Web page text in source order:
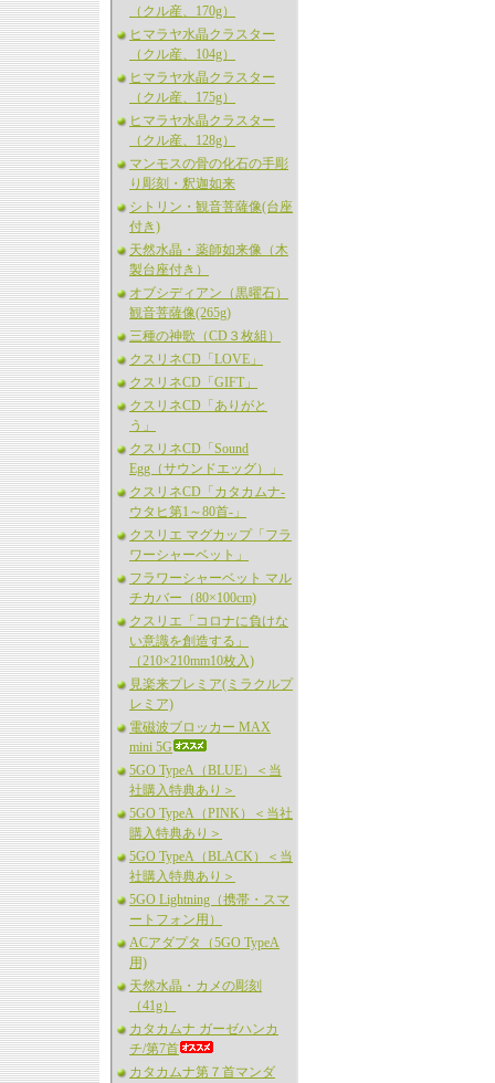
（クル産、170g）
ヒマラヤ水晶クラスター
（クル産、104g）
ヒマラヤ水晶クラスター
（クル産、175g）
ヒマラヤ水晶クラスター
（クル産、128g）
マンモスの骨の化石の手彫
り彫刻・釈迦如来
シトリン・観音菩薩像(台座
付き)
天然水晶・薬師如来像（木
製台座付き）
オブシディアン（黒曜石）
観音菩薩像(265g)
三種の神歌（CD３枚組）
クスリネCD「LOVE」
クスリネCD「GIFT」
クスリネCD「ありがと
う」
クスリネCD「Sound
Egg（サウンドエッグ）」
クスリネCD「カタカムナ-
ウタヒ第1～80首-」
クスリエ マグカップ「フラ
ワーシャーベット」
フラワーシャーベット マル
チカバー（80×100cm)
クスリエ「コロナに負けな
い意識を創造する」
（210×210mm10枚入)
見楽来プレミア(ミラクルプ
レミア)
電磁波ブロッカー MAX
mini 5G
5GO TypeA（BLUE）＜当
社購入特典あり＞
5GO TypeA（PINK）＜当社
購入特典あり＞
5GO TypeA（BLACK）＜当
社購入特典あり＞
5GO Lightning（携帯・スマ
ートフォン用）
ACアダプタ（5GO TypeA
用)
天然水晶・カメの彫刻
（41g）
カタカムナ ガーゼハンカ
チ/第7首
カタカムナ第７首マンダ